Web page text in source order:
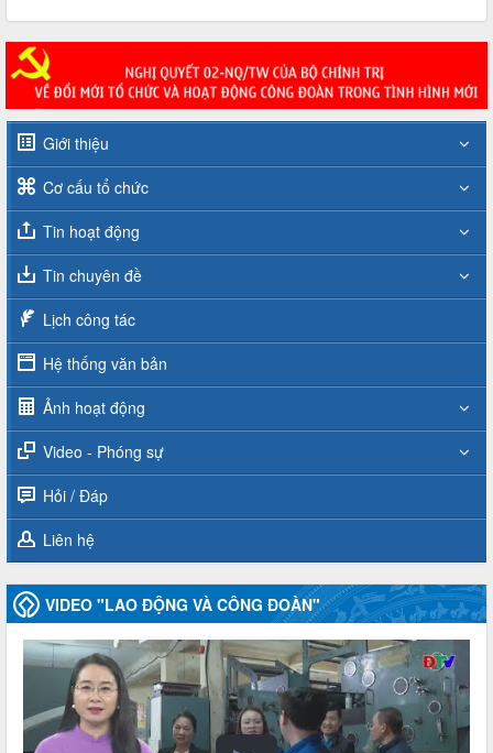
Giới thiệu
Cơ cấu tổ chức
Tin hoạt động
Tin chuyên đề
Lịch công tác
Hệ thống văn bản
Ảnh hoạt động
Video - Phóng sự
Hỏi / Đáp
Liên hệ
VIDEO "LAO ĐỘNG VÀ CÔNG ĐOÀN"